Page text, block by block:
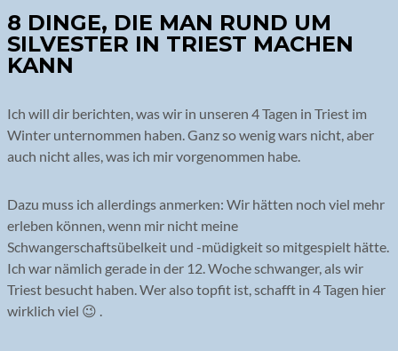
8 DINGE, DIE MAN RUND UM
SILVESTER IN TRIEST MACHEN
KANN
Ich will dir berichten, was wir in unseren 4 Tagen in Triest im
Winter unternommen haben. Ganz so wenig wars nicht, aber
auch nicht alles, was ich mir vorgenommen habe.
Dazu muss ich allerdings anmerken: Wir hätten noch viel mehr
erleben können, wenn mir nicht meine
Schwangerschaftsübelkeit und -müdigkeit so mitgespielt hätte.
Ich war nämlich gerade in der 12. Woche schwanger, als wir
Triest besucht haben. Wer also topfit ist, schafft in 4 Tagen hier
wirklich viel 😉 .